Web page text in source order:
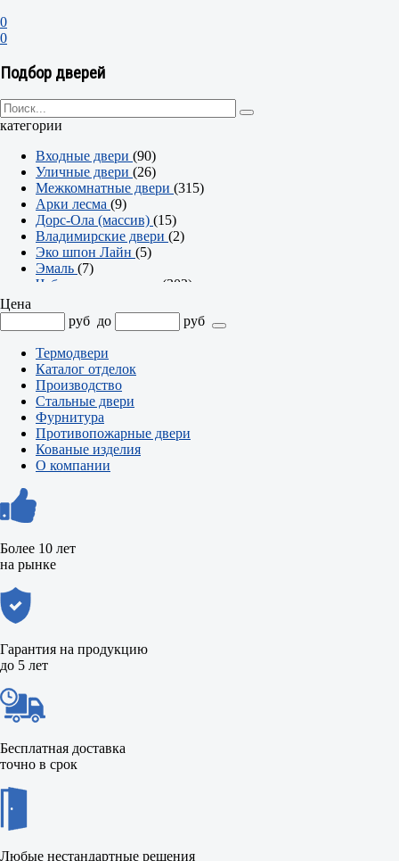
0
0
Подбор дверей
категории
Входные двери (90)
Уличные двери (26)
Межкомнатные двери (315)
Арки лесма (9)
Дорс-Ола (массив) (15)
Владимирские двери (2)
Эко шпон Лайн (5)
Эмаль (7)
Чебоксарские двери (302)
Серия Твин (2)
Серия Британия(7)
Серия Аурум
Арки(7)
Серия Эмма(21)
Серия Офис(74)
Серия Олимп(36)
Серия Модерн(18)
Серия Контур(47)
Серия Компакт(25)
Серия Классика
Цена
руб до руб
Термодвери
Каталог отделок
Производство
Стальные двери
Фурнитура
Противопожарные двери
Кованые изделия
О компании
Более 10 лет
на рынке
Гарантия на продукцию
до 5 лет
Бесплатная доставка
точно в срок
Любые нестандартные решения